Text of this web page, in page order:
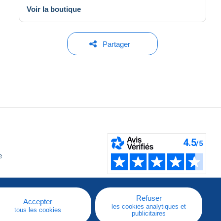
Voir la boutique
Partager
Accepter
tous les cookies
Refuser
les cookies analytiques et
publicitaires